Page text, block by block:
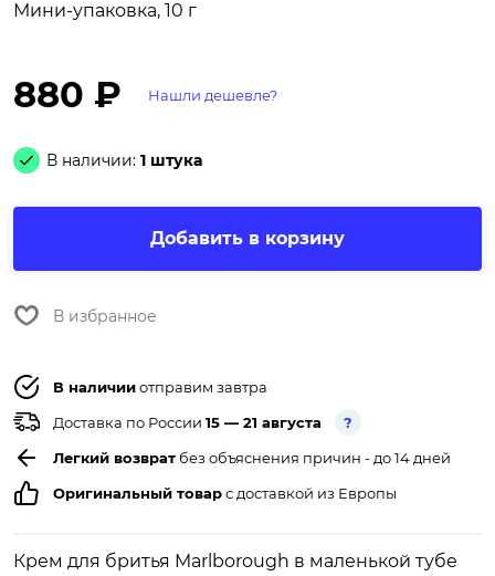
Мини-упаковка, 10 г
880 ₽ Нашли дешевле?
В наличии: 1 штука
Добавить в корзину
В избранное
В наличииотправим завтра
Доставка по России 15 — 21 августа
?
Легкий возврат без объяснения причин - до 14 дней
Оригинальный товарс доставкой из Европы
Крем для бритья Marlborough в маленькой тубе